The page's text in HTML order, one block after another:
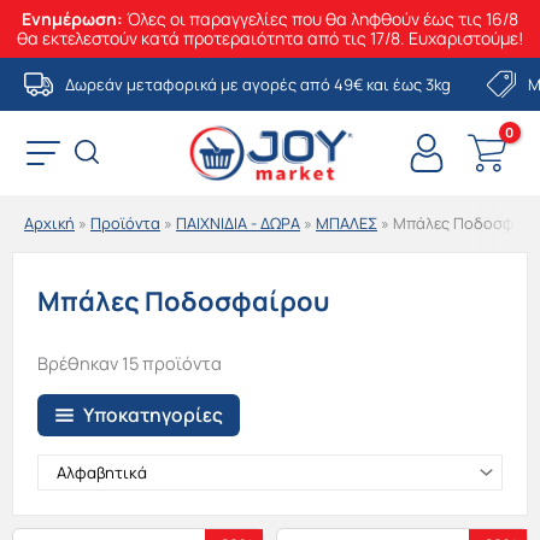
Ενημέρωση: Όλες οι παραγγελίες που θα ληφθούν έως τις 16/8
θα εκτελεστούν κατά προτεραιότητα από τις 17/8. Ευχαριστούμε!
Μετάβαση
στο
περιεχόμενο
Δωρεάν μεταφορικά με αγορές από 49€ και έως 3kg
Αρχική » Προϊόντα » ΠΑΙΧΝΙΔΙΑ - ΔΩΡΑ » ΜΠΑΛΕΣ » Μπάλες
Μπάλες Ποδοσφαίρου
Υποκατηγορίες
Βρέθηκαν 15 προϊόντα